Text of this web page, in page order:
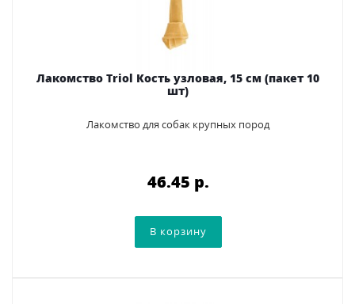
Лакомство Triol Кость узловая, 15 см (пакет 10
шт)
Лакомство для собак крупных пород
46.45 p.